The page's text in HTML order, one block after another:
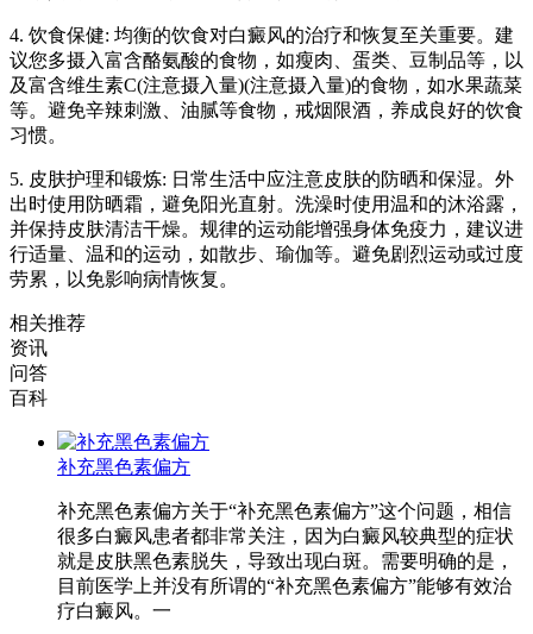
4. 饮食保健: 均衡的饮食对白癜风的治疗和恢复至关重要。建
议您多摄入富含酪氨酸的食物，如瘦肉、蛋类、豆制品等，以
及富含维生素C(注意摄入量)(注意摄入量)的食物，如水果蔬菜
等。避免辛辣刺激、油腻等食物，戒烟限酒，养成良好的饮食
习惯。
5. 皮肤护理和锻炼: 日常生活中应注意皮肤的防晒和保湿。外
出时使用防晒霜，避免阳光直射。洗澡时使用温和的沐浴露，
并保持皮肤清洁干燥。规律的运动能增强身体免疫力，建议进
行适量、温和的运动，如散步、瑜伽等。避免剧烈运动或过度
劳累，以免影响病情恢复。
相关推荐
资讯
问答
百科
补充黑色素偏方
补充黑色素偏方关于“补充黑色素偏方”这个问题，相信
很多白癜风患者都非常关注，因为白癜风较典型的症状
就是皮肤黑色素脱失，导致出现白斑。需要明确的是，
目前医学上并没有所谓的“补充黑色素偏方”能够有效治
疗白癜风。一